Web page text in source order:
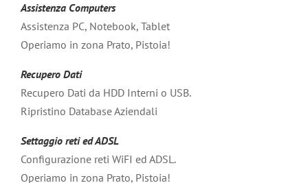
Assistenza Computers
Assistenza PC, Notebook, Tablet
Operiamo in zona Prato, Pistoia!
Recupero Dati
Recupero Dati da HDD Interni o USB.
Ripristino Database Aziendali
Settaggio reti ed ADSL
Configurazione reti WiFI ed ADSL.
Operiamo in zona Prato, Pistoia!